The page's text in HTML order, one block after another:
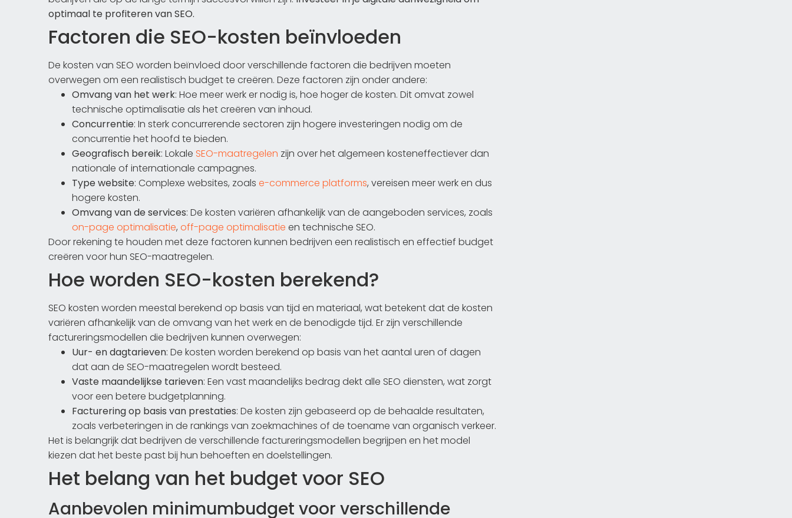
optimaal te profiteren van SEO.
Factoren die SEO-kosten beïnvloeden
De kosten van SEO worden beïnvloed door verschillende factoren die bedrijven moeten
overwegen om een realistisch budget te creëren. Deze factoren zijn onder andere:
Omvang van het werk: Hoe meer werk er nodig is, hoe hoger de kosten. Dit omvat zowel
technische optimalisatie als het creëren van inhoud.
Concurrentie: In sterk concurrerende sectoren zijn hogere investeringen nodig om de
concurrentie het hoofd te bieden.
Geografisch bereik: Lokale SEO-maatregelen zijn over het algemeen kosteneffectiever dan
nationale of internationale campagnes.
Type website: Complexe websites, zoals e-commerce platforms, vereisen meer werk en dus
hogere kosten.
Omvang van de services: De kosten variëren afhankelijk van de aangeboden services, zoals
on-page optimalisatie, off-page optimalisatie en technische SEO.
Door rekening te houden met deze factoren kunnen bedrijven een realistisch en effectief budget
creëren voor hun SEO-maatregelen.
Hoe worden SEO-kosten berekend?
SEO kosten worden meestal berekend op basis van tijd en materiaal, wat betekent dat de kosten
variëren afhankelijk van de omvang van het werk en de benodigde tijd. Er zijn verschillende
factureringsmodellen die bedrijven kunnen overwegen:
Uur- en dagtarieven: De kosten worden berekend op basis van het aantal uren of dagen
dat aan de SEO-maatregelen wordt besteed.
Vaste maandelijkse tarieven: Een vast maandelijks bedrag dekt alle SEO diensten, wat zorgt
voor een betere budgetplanning.
Facturering op basis van prestaties: De kosten zijn gebaseerd op de behaalde resultaten,
zoals verbeteringen in de rankings van zoekmachines of de toename van organisch verkeer.
Het is belangrijk dat bedrijven de verschillende factureringsmodellen begrijpen en het model
kiezen dat het beste past bij hun behoeften en doelstellingen.
Het belang van het budget voor SEO
Aanbevolen minimumbudget voor verschillende